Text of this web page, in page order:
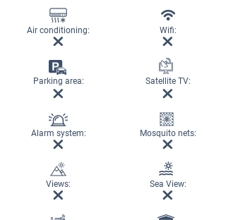
Air conditioning:
Parking area:
Alarm system:
Views:
Wifi:
Satellite TV:
Mosquito nets:
Sea View: